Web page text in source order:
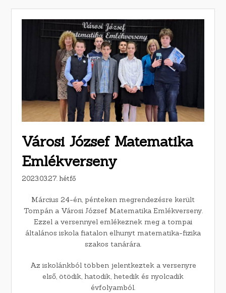
Városi József Matematika
Emlékverseny
2023.03.27. hétfő
Március 24-én, pénteken megrendezésre került
Tompán a Városi József Matematika Emlékverseny.
Ezzel a versennyel emlékeznek meg a tompai
általános iskola fiatalon elhunyt matematika-fizika
szakos tanárára.
Az iskolánkból többen jelentkeztek a versenyre
első, ötödik, hatodik, hetedik és nyolcadik
évfolyamból.